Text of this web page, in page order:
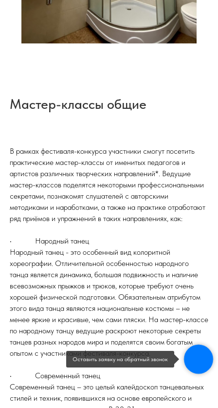
Мастер-классы общие
В рамках фестиваля-конкурса участники смогут посетить
практические мастер-классы от именитых педагогов и
артистов различных творческих направлений*. Ведущие
мастер-классов поделятся некоторыми профессиональными
секретами, познакомят слушателей с авторскими
методиками и наработками, а также на практике отработают
ряд приёмов и упражнений в таких направлениях, как:
• Народный танец
Народный танец - это особенный вид колоритной
хореографии. Отличительной особенностью народного
танца является динамика, большая подвижность и наличие
всевозможных прыжков и трюков, которые требуют очень
хорошей физической подготовки. Обязательным атрибутом
этого вида танца являются национальные костюмы – не
менее яркие и красивые, чем сами пляски. На мастер-классе
по народному танцу ведущие раскроют некоторые секреты
танцев разных народов мира и поделятся своим богатым
опытом с участниками фестиваля-конкурса.
• Современный танец
Современный танец – это целый калейдоскоп танцевальных
стилей и техник, появившихся на основе европейского и
Оставить заявку на обратный звонок